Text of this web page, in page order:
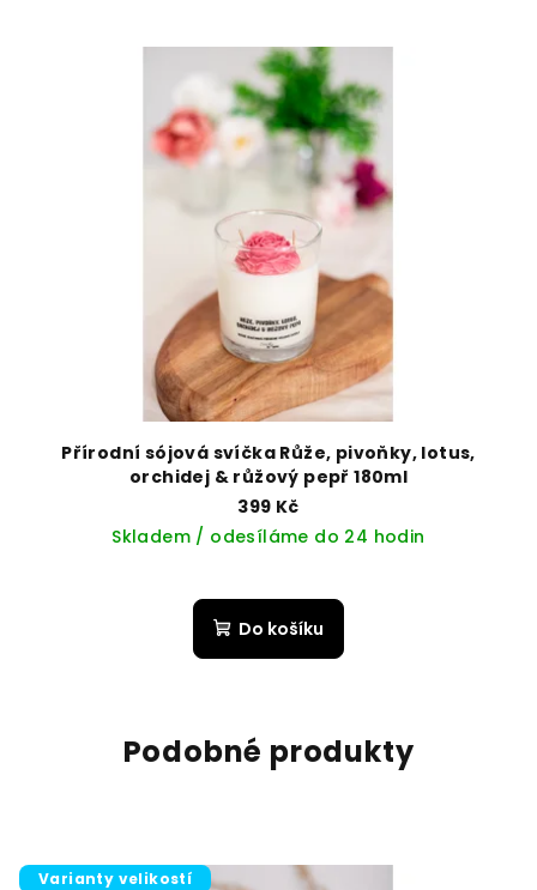
Přírodní sójová svíčka Růže, pivoňky, lotus,
orchidej & růžový pepř 180ml
399 Kč
Skladem / odesíláme do 24 hodin
Do košíku
Podobné produkty
Varianty velikostí